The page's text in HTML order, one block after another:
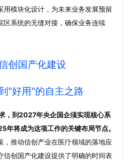
用模块化设计，为未来业务发展预留
区系统的无缝对接，确保业务连续
创国产化建设
"好用"的自主之路
，到2027年央企国企须实现核心系
将成为这项工作的关键布局节点。
，推动信创产业在医疗领域的落地应
信创国产化建设提供了明确的时间表